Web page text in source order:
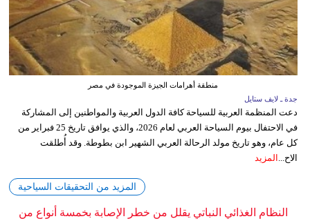
منطقة أهرامات الجيزة الموجودة في مصر
جدة ـ لايف ستايل
دعت المنظمة العربية للسياحة كافة الدول العربية والمواطنين إلى المشاركة
في الاحتفال بيوم السياحة العربي لعام 2026، والذي يوافق تاريخ 25 فبراير من
كل عام، وهو تاريخ مولد الرحالة العربي الشهير ابن بطوطة. وقد أُطلقت
الاح... المزيد
المزيد من التحقيقات السياحية
النظام الغذائي النباتي يقلل من خطر الإصابة بخمسة أنواع من